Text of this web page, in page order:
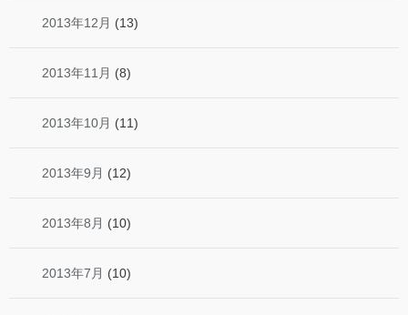
2013年12月 (13)
2013年11月 (8)
2013年10月 (11)
2013年9月 (12)
2013年8月 (10)
2013年7月 (10)